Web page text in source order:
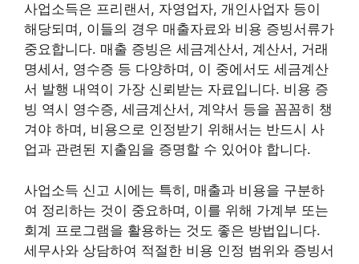
사업소득은 프리랜서, 자영업자, 개인사업자 등이
해당되며, 이들의 경우 매출자료와 비용 증빙서류가
중요합니다. 매출 증빙은 세금계산서, 계산서, 거래
명세서, 영수증 등 다양하며, 이 중에서도 세금계산
서 발행 내역이 가장 신뢰받는 자료입니다. 비용 증
빙 역시 영수증, 세금계산서, 계약서 등을 꼼꼼히 챙
겨야 하며, 비용으로 인정받기 위해서는 반드시 사
업과 관련된 지출임을 증명할 수 있어야 합니다.
사업소득 신고 시에는 특히, 매출과 비용을 구분하
여 정리하는 것이 중요하며, 이를 위해 가계부 또는
회계 프로그램을 활용하는 것도 좋은 방법입니다.
세무사와 상담하여 적절한 비용 인정 범위와 증빙서